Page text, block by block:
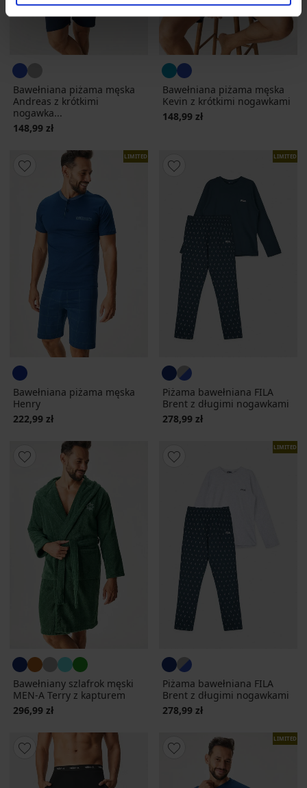
Bawełniana piżama męska
Andreas z krótkimi
nogawka...
148,99 zł
Bawełniana piżama męska
Kevin z krótkimi nogawkami
148,99 zł
LIMITED
Bawełniana piżama męska
Henry
222,99 zł
LIMITED
Piżama bawełniana FILA
Brent z długimi nogawkami
278,99 zł
Bawełniany szlafrok męski
MEN-A Terry z kapturem
296,99 zł
LIMITED
Piżama bawełniana FILA
Brent z długimi nogawkami
278,99 zł
LIMITED